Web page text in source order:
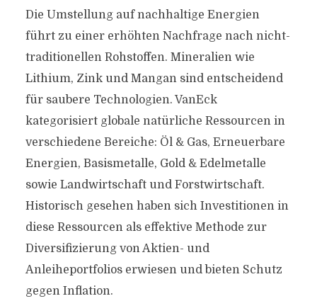
Die Umstellung auf nachhaltige Energien
führt zu einer erhöhten Nachfrage nach nicht-
traditionellen Rohstoffen. Mineralien wie
Lithium, Zink und Mangan sind entscheidend
für saubere Technologien. VanEck
kategorisiert globale natürliche Ressourcen in
verschiedene Bereiche: Öl & Gas, Erneuerbare
Energien, Basismetalle, Gold & Edelmetalle
sowie Landwirtschaft und Forstwirtschaft.
Historisch gesehen haben sich Investitionen in
diese Ressourcen als effektive Methode zur
Diversifizierung von Aktien- und
Anleiheportfolios erwiesen und bieten Schutz
gegen Inflation.